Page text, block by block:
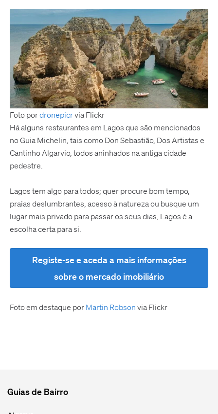
Foto pordronepicrvia Flickr
Há alguns restaurantes em Lagos que são mencionados
no Guia Michelin, tais como Don Sebastião, Dos Artistas e
Cantinho Algarvio, todos aninhados na antiga cidade
pedestre.
Lagos tem algo para todos; quer procure bom tempo,
praias deslumbrantes, acesso à natureza ou busque um
lugar mais privado para passar os seus dias, Lagos é a
escolha certa para si.
Registe-se e aceda a mais informações
sobre o mercado imobiliário
Foto em destaque porMartin Robsonvia Flickr
Guias de Bairro